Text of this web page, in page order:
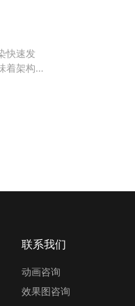
快速发
着架构可
及为什么
联系我们
动画咨询
效果图咨询